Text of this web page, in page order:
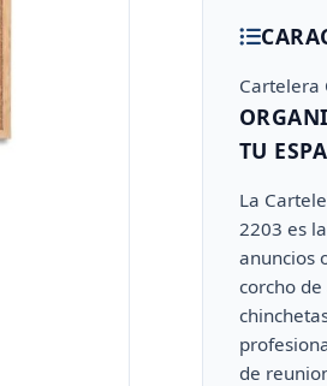
Cartelera
TU
La
2203 es
anuncios
corcho
de